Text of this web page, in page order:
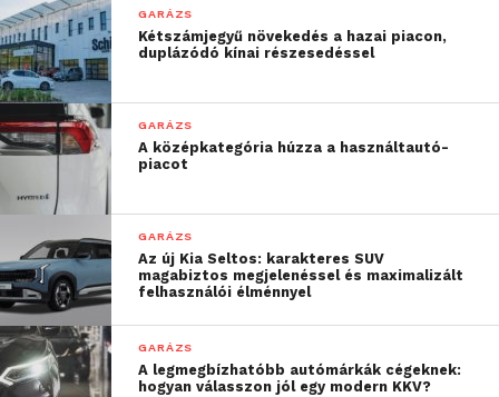
hír, hogy a drágulás
mértéke nem drasztikus”
– tette hozzá Koralewsky Márk, a
Használtautó.hu üzletágvezetője.
További friss híreket talál aTechnokratafőoldalán!
Csatlakozzon hozzánk a
GARÁZS
Kétszámjegyű növekedés a hazai piacon,
duplázódó kínai részesedéssel
GARÁZS
A középkategória húzza a használtautó-
piacot
GARÁZS
Az új Kia Seltos: karakteres SUV
magabiztos megjelenéssel és maximalizált
felhasználói élménnyel
GARÁZS
A legmegbízhatóbb autómárkák cégeknek:
hogyan válasszon jól egy modern KKV?